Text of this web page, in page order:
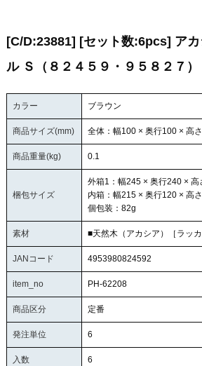
[C/D:23881] [セット数:6pcs] ア
ル Ｓ（８２４５９・９５８２７）
カラー ブラウン
商品サイズ(mm) 全体：幅100 × 奥行100 × 高
商品重量(kg) 0.1
梱包サイズ
外箱1：幅245 × 奥行240 × 高
内箱：幅215 × 奥行120 × 高
個包装：82g
素材 ■天然木（アカシア）［ラッカ
JANコード 4953980824592
item_no PH-62208
商品区分 定番
発注単位 6
入数 6